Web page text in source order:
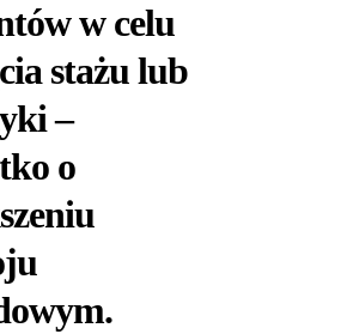
w celu
stażu lub
–
o